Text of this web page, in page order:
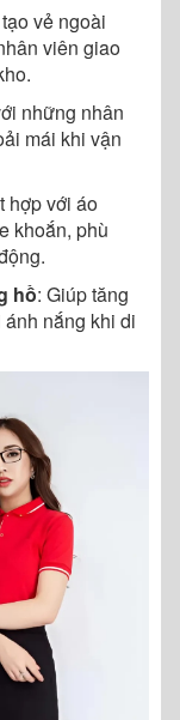
vẻ ngoài
viên giao
những nhân
mái khi vận
hợp với áo
khoắn, phù
hồ: Giúp tăng
nắng khi di